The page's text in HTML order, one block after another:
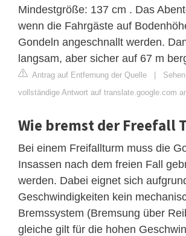
Mindestgröße: 137 cm . Das
wenn die Fahrgäste auf
Gondeln angeschnallt werden.
langsam, aber sicher auf 67 m
Antrag auf Entfernung der Quelle |
vollständige Antwort auf translate.google.com
Wie bremst der Freefall
Bei einem Freifallturm muss die
Insassen nach dem freien Fall
werden. Dabei eignet sich
Geschwindigkeiten kein
Bremssystem (Bremsung über
gleiche gilt für die hohen